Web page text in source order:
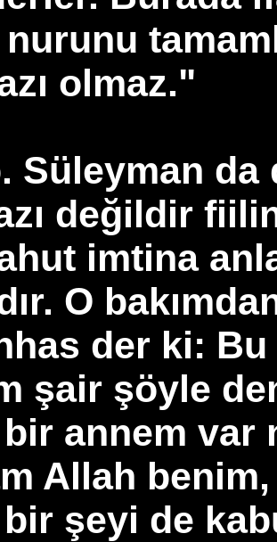
olmaz."
Süleyman
değildir
imtina
O
der ki: Bu
şair şöyle
annem var
Allah
şeyi de